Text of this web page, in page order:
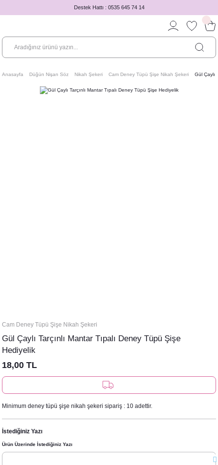
Destek Hattı : 0535 645 74 14
Anasayfa Düğün Nişan Söz Nikah Şekeri Cam Deney Tüpü Şişe Nikah Şekeri Gül Çaylı
Cam Deney Tüpü Şişe Nikah Şekeri
Gül Çaylı Tarçınlı Mantar Tıpalı Deney Tüpü Şişe
Hediyelik
18,00 TL
Minimum deney tüpü şişe nikah şekeri sipariş : 10 adettir.
İstediğiniz Yazı
Ürün Üzerinde İstediğiniz Yazı